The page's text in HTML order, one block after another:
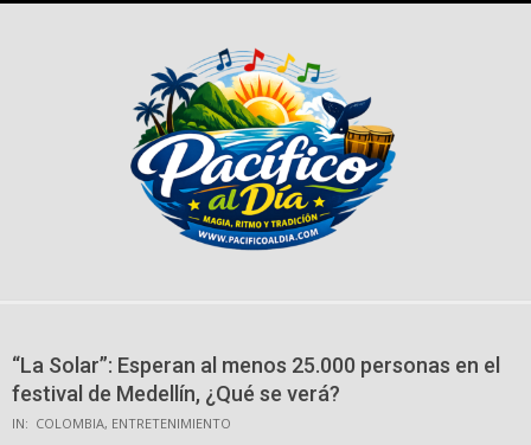
“La Solar”: Esperan al menos 25.000 personas en el
festival de Medellín, ¿Qué se verá?
IN: COLOMBIA, ENTRETENIMIENTO